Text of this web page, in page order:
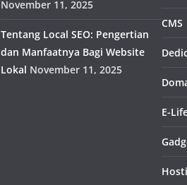
November 11, 2025
Tentang Local SEO: Pengertian
dan Manfaatnya Bagi Website
Lokal November 11, 2025
CMS
E-